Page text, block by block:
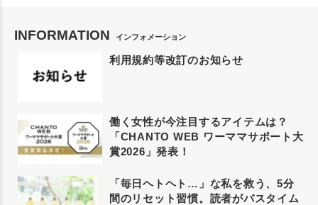
INFORMATION インフォメーション
利用規約等改訂のお知らせ
働く女性が今注目するアイテムは？
「CHANTO WEB ワーママサポート大
賞2026」発表！
「毎日ヘトヘト…」な私を救う、5分
間のリセット習慣。読者がバスタイム